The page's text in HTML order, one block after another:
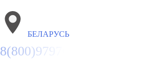
БЕЛАРУСЬ
8(800)9797043